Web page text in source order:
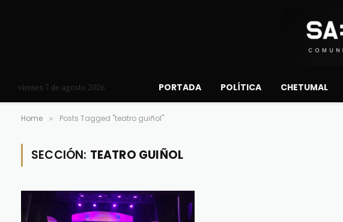
viernes 7 de agosto 2026 PORTADA POLÍTICA CHETUMAL
Home » Posts Tagged "teatro guiñol"
SECCIÓN: TEATRO GUIÑOL